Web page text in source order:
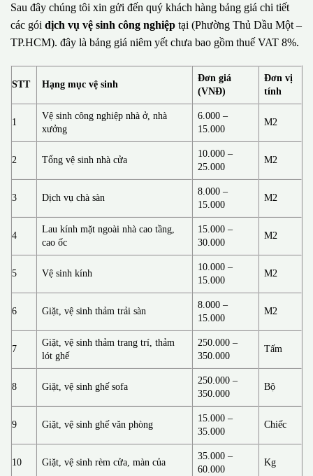
Sau đây chúng tôi xin gửi đến quý khách hàng bảng giá chi tiết
các gói dịch vụ vệ sinh công nghiệp tại (Phường Thủ Dầu Một –
TP.HCM). đây là bảng giá niêm yết chưa bao gồm thuế VAT 8%.
STT Hạng mục vệ sinh
Đơn giá
(VNĐ)
Đơn vị
tính
1
Vệ sinh công nghiệp nhà ở, nhà
xưởng
6.000 –
15.000
M2
2 Tổng vệ sinh nhà cửa
10.000 –
25.000
M2
3 Dịch vụ chà sàn
8.000 –
15.000
M2
4
Lau kính mặt ngoài nhà cao tầng,
cao ốc
15.000 –
30.000
M2
5 Vệ sinh kính
10.000 –
15.000
M2
6 Giặt, vệ sinh thảm trải sàn
8.000 –
15.000
M2
7
Giặt, vệ sinh thảm trang trí, thảm
lót ghế
250.000 –
350.000
Tấm
8 Giặt, vệ sinh ghế sofa
250.000 –
350.000
Bộ
9 Giặt, vệ sinh ghế văn phòng
15.000 –
35.000
Chiếc
10 Giặt, vệ sinh rèm cửa, màn của
35.000 –
60.000
Kg